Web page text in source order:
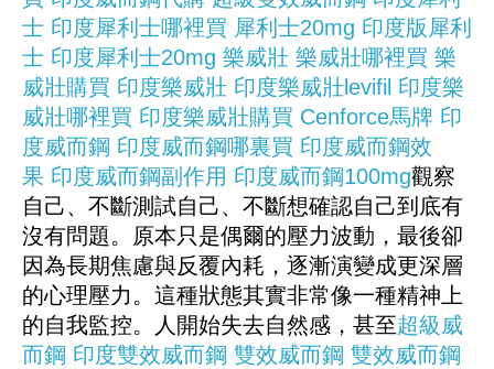
士 印度犀利士哪裡買 犀利士20mg 印度版犀利
士 印度犀利士20mg 樂威壯 樂威壯哪裡買 樂
威壯購買 印度樂威壯 印度樂威壯levifil 印度樂
威壯哪裡買 印度樂威壯購買 Cenforce馬牌 印
度威而鋼 印度威而鋼哪裏買 印度威而鋼效
果 印度威而鋼副作用 印度威而鋼100mg觀察
自己、不斷測試自己、不斷想確認自己到底有
沒有問題。原本只是偶爾的壓力波動，最後卻
因為長期焦慮與反覆內耗，逐漸演變成更深層
的心理壓力。這種狀態其實非常像一種精神上
的自我監控。人開始失去自然感，甚至超級威
而鋼 印度雙效威而鋼 雙效威而鋼 雙效威而鋼